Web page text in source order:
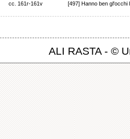
cc. 161r-161v [497] Hanno ben gl'occhi
ALI RASTA - ©